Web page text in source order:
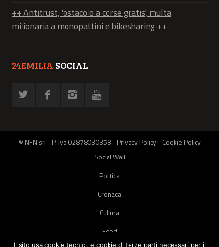
++ Antitrust, 'ostacolo a corse gratis', multa
milionaria a monopattini e bikesharing ++
24EMILIA SOCIAL
© NFN srl - P. Iva 02878030358 -Privacy Policy-Cookie Policy
Social Wall
Politica
Cronaca
Cultura
Food
Il sito usa cookie tecnici, e cookie di terze parti necessari per il